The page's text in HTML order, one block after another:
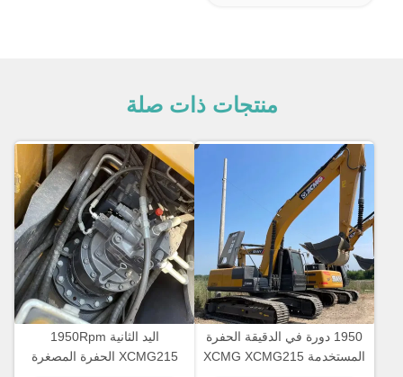
منتجات ذات صلة
1950 دورة في الدقيقة الحفرة
المستخدمة XCMG XCMG215
اليد الثانية 1950Rpm
XCMG215 الحفرة المصغرة